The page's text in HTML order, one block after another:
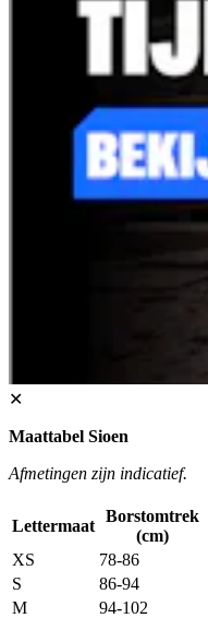
✕
Maattabel Sioen
Afmetingen zijn indicatief.
Lettermaat
Borstomtrek
(cm)
XS
78-86
S
86-94
M
94-102